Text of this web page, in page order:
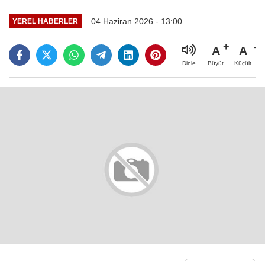
YEREL HABERLER 04 Haziran 2026 - 13:00
Dinle
A
Büyüt
A
Küçült